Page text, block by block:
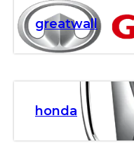
greatwall
honda